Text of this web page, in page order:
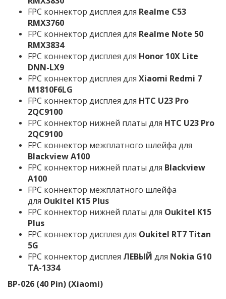
FPC коннектор дисплея для Realme C53
RMX3760
FPC коннектор дисплея для Realme Note 50
RMX3834
FPC коннектор дисплея для Honor 10X Lite
DNN-LX9
FPC коннектор дисплея для Xiaomi Redmi 7
M1810F6LG
FPC коннектор дисплея для HTC U23 Pro
2QC9100
FPC коннектор нижней платы для HTC U23 Pro
2QC9100
FPC коннектор межплатного шлейфа для
Blackview A100
FPC коннектор нижней платы для Blackview
A100
FPC коннектор межплатного шлейфа
для Oukitel K15 Plus
FPC коннектор нижней платы для Oukitel K15
Plus
FPC коннектор дисплея для Oukitel RT7 Titan
5G
FPC коннектор дисплея ЛЕВЫЙ для Nokia G10
TA-1334
BP-026 (40 Pin) (Xiaomi)